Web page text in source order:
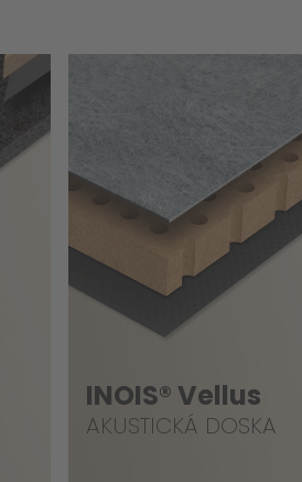
INOIS® Vellus
AKUSTICKÁ DOSKA